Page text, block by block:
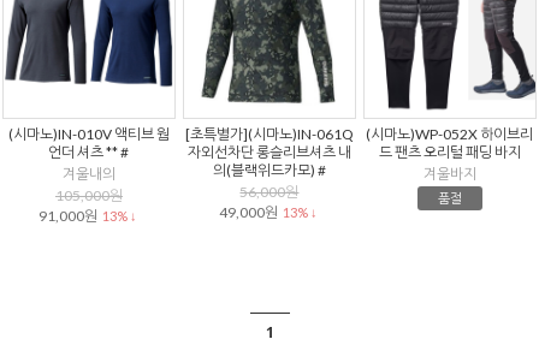
(시마노)IN-010V 액티브 웜
언더 셔츠 ** #
겨울내의
105,000원
91,000원 13% ↓
[초특별가](시마노)IN-061Q
자외선차단 롱슬리브셔츠 내
의(블랙위드카모) #
56,000원
49,000원 13% ↓
(시마노)WP-052X 하이브리
드 팬츠 오리털 패딩 바지
겨울바지
품절
1